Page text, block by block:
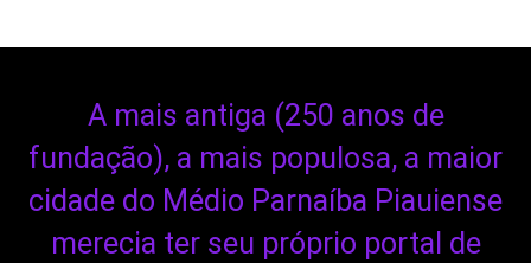
A mais antiga (250 anos de
fundação), a mais populosa, a maior
cidade do Médio Parnaíba Piauiense
merecia ter seu próprio portal de